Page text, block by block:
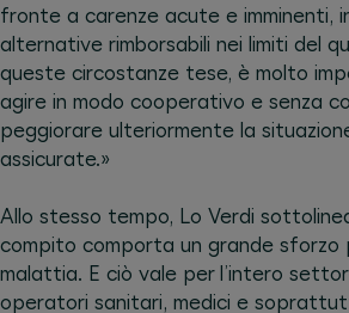
fronte a carenze acute e imminenti,
alternative rimborsabili nei limiti del
queste circostanze tese, è molto
agire in modo cooperativo e senza
peggiorare ulteriormente la
assicurate.»
Allo stesso tempo, Lo Verdi
compito comporta un grande sforzo
malattia. E ciò vale per l’intero
operatori sanitari, medici e